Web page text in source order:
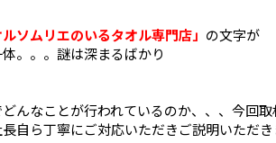
ルソムリエのいるタオル専門店」 の文字が
。。。謎は深まるばかり
んなことが行われているのか、、、今回
ら丁寧にご対応いただきご説明いただき